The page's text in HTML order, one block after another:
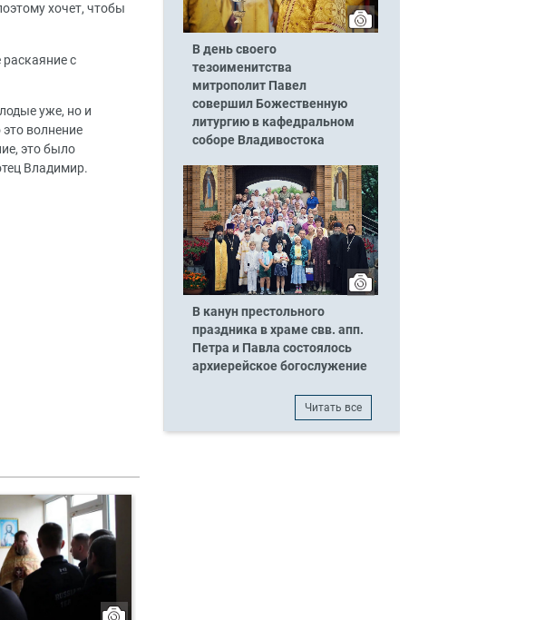
хочет, чтобы
с
уже, но и
волнение
это было
Владимир.
В день своего
тезоименитства
митрополит Павел
совершил Божественную
литургию в кафедральном
соборе Владивостока
В канун престольного
праздника в храме свв. апп.
Петра и Павла состоялось
архиерейское богослужение
Читать все